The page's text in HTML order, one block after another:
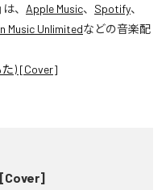
」は、 Apple Music、 Spotify、
Music Unlimitedなどの音楽配
) [Cover]